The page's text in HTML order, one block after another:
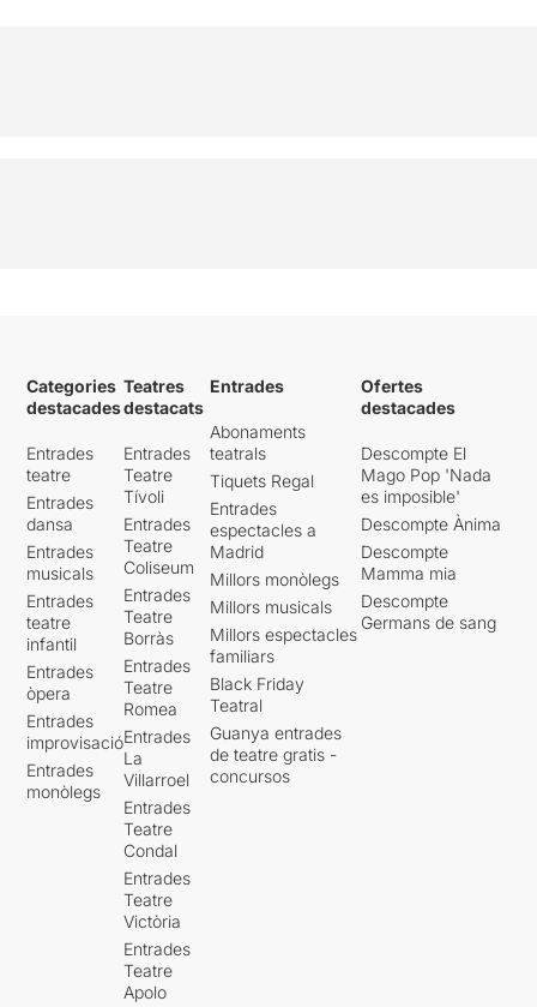
Categories
destacades
Entrades
teatre
Entrades
dansa
Entrades
musicals
Entrades
teatre
infantil
Entrades
òpera
Entrades
improvisació
Entrades
monòlegs
Teatres
destacats
Entrades
Teatre
Tívoli
Entrades
Teatre
Coliseum
Entrades
Teatre
Borràs
Entrades
Teatre
Romea
Entrades
La
Villarroel
Entrades
Teatre
Condal
Entrades
Teatre
Victòria
Entrades
Teatre
Apolo
Entrades
Abonaments
teatrals
Tiquets Regal
Entrades
espectacles a
Madrid
Millors monòlegs
Millors musicals
Millors espectacles
familiars
Black Friday
Teatral
Guanya entrades
de teatre gratis -
concursos
Ofertes
destacades
Descompte El
Mago Pop 'Nada
es imposible'
Descompte Ànima
Descompte
Mamma mia
Descompte
Germans de sang